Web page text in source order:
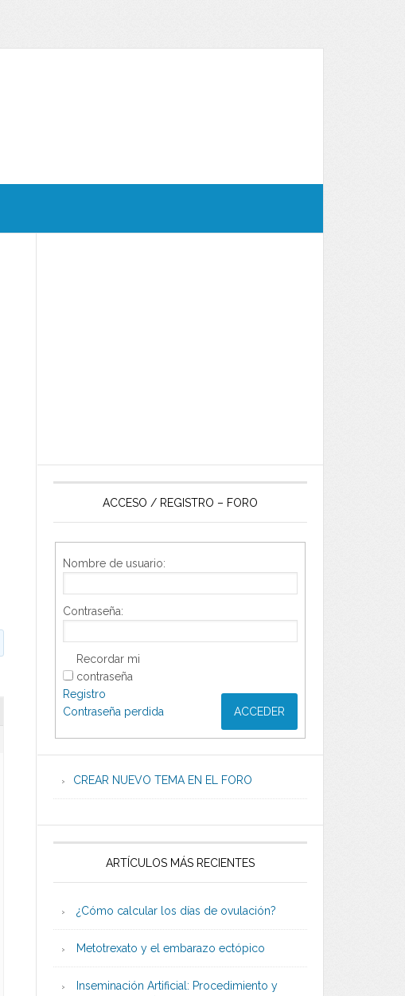
ACCESO / REGISTRO – FORO
Nombre de usuario:
Contraseña:
Recordar mi
contraseña
ACCEDER
Registro
Contraseña perdida
CREAR NUEVO TEMA EN EL FORO
ARTÍCULOS MÁS RECIENTES
¿Cómo calcular los días de ovulación?
Metotrexato y el embarazo ectópico
Inseminación Artificial: Procedimiento y